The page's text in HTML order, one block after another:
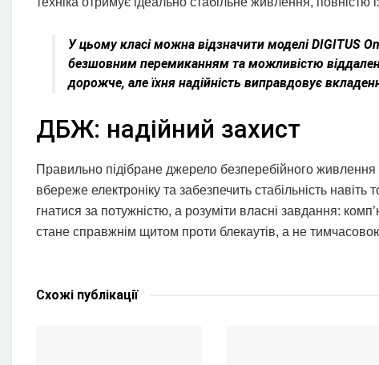
У цьому класі можна відзначити моделі DIGITUS
безшовним перемиканням та можливістю
дорожче, але їхня надійність виправдовує
ДБЖ: надійний захист
Правильно підібране джерело безперебійного
вбереже електроніку та забезпечить стабільність
гнатися за потужністю, а розуміти власні завдання:
стане справжнім щитом проти блекаутів, а не
Схожі публікації